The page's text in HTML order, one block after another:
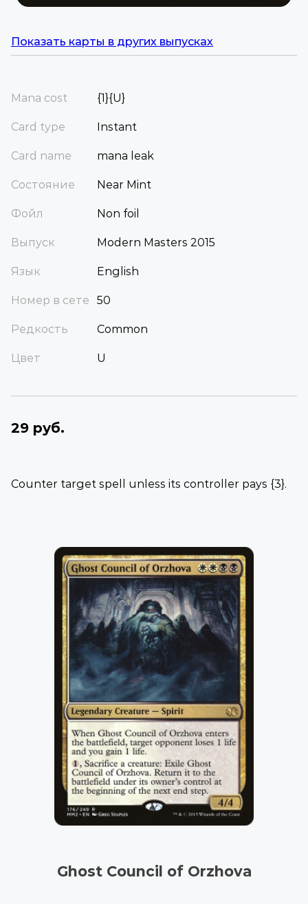
Показать карты в других выпусках
Mana cost {1}{U}
Card type Instant
Card name mana leak
Состояние Near Mint
Фойл Non foil
Выпуск Modern Masters 2015
Язык English
Номер в сете 50
Редкость Common
Цвет U
29 руб.
Counter target spell unless its controller pays {3}.
Ghost Council of Orzhova